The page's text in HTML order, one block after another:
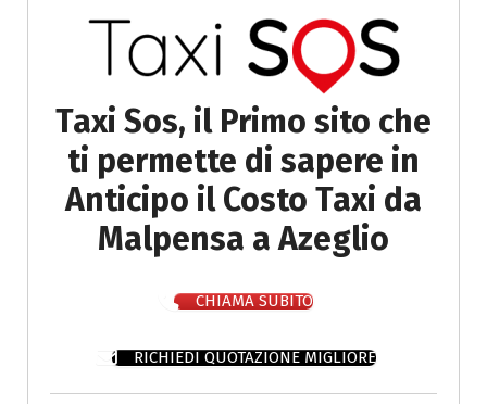
Taxi Sos, il Primo sito che
ti permette di sapere in
Anticipo il Costo Taxi da
Malpensa a Azeglio
CHIAMA SUBITO
RICHIEDI QUOTAZIONE MIGLIORE